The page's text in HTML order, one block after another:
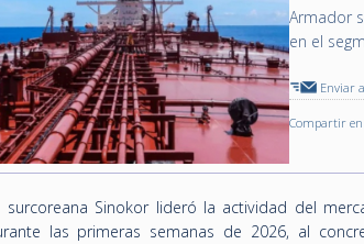
Armador
en el
Enviar
Compartir en
surcoreana Sinokor lideró la actividad del
las primeras semanas de 2026, al